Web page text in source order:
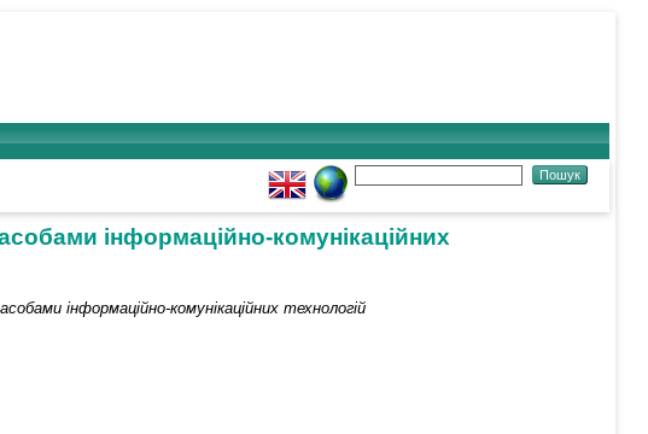
інформаційно-комунікаційних
інформаційно-комунікаційних технологій